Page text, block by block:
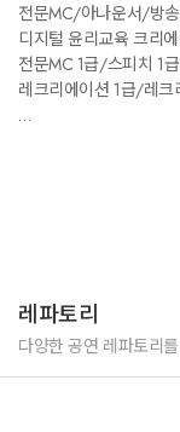
전문MC/아나운서/방
디지털 윤리교육 크리
전문MC 1급/스피치 1급
레크리에이션 1급/레
***** 공식행사 아나
삼성전자 한국전자전
서울시 성북구청 사회
경기도 인천시 드림파크
레파토리
다양한 공연 레파토리